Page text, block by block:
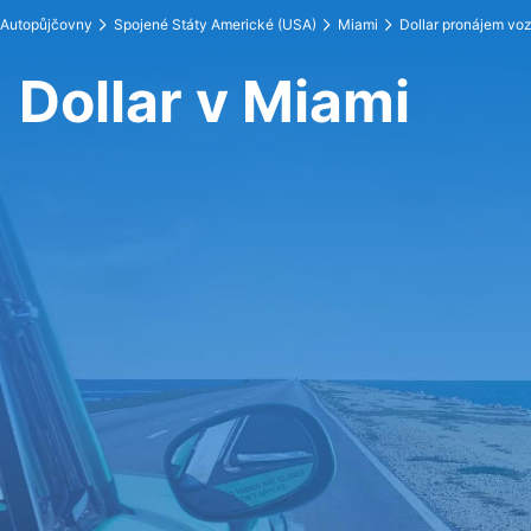
Autopůjčovny Spojené Státy Americké (USA) Miami Dollar pronájem
Dollar v Miami